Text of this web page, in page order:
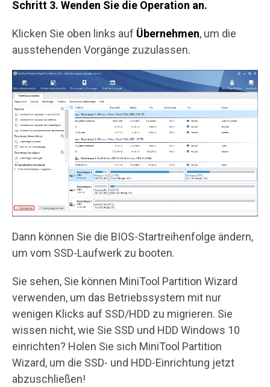
Schritt 3. Wenden Sie die Operation an.
Klicken Sie oben links auf Übernehmen, um die
ausstehenden Vorgänge zuzulassen.
Dann können Sie die BIOS-Startreihenfolge ändern,
um vom SSD-Laufwerk zu booten.
Sie sehen, Sie können MiniTool Partition Wizard
verwenden, um das Betriebssystem mit nur
wenigen Klicks auf SSD/HDD zu migrieren. Sie
wissen nicht, wie Sie SSD und HDD Windows 10
einrichten? Holen Sie sich MiniTool Partition
Wizard, um die SSD- und HDD-Einrichtung jetzt
abzuschließen!